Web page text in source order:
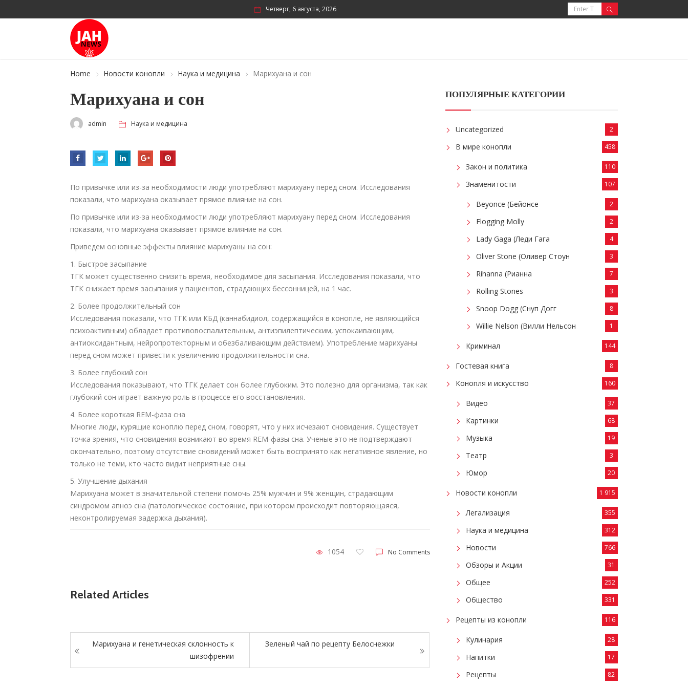
Четверг, 6 августа, 2026
Home Новости конопли Наука и медицина Марихуана и сон
Марихуана и сон
admin Наука и медицина
По привычке или из-за необходимости люди употребляют марихуану перед сном. Исследования
показали, что марихуана оказывает прямое влияние на сон.
По привычке или из-за необходимости люди употребляют марихуану перед сном. Исследования
показали, что марихуана оказывает прямое влияние на сон.
Приведем основные эффекты влияние марихуаны на сон:
1. Быстрое засыпание
ТГК может существенно снизить время, необходимое для засыпания. Исследования показали, что
ТГК снижает время засыпания у пациентов, страдающих бессонницей, на 1 час.
2. Более продолжительный сон
Исследования показали, что ТГК или КБД (каннабидиол, содержащийся в конопле, не являющийся
психоактивным) обладает противовоспалительным, антиэпилептическим, успокаивающим,
антиоксидантным, нейропротекторным и обезбаливающим действием). Употребление марихуаны
перед сном может привести к увеличению продолжительности сна.
3. Более глубокий сон
Исследования показывают, что ТГК делает сон более глубоким. Это полезно для организма, так как
глубокий сон играет важную роль в процессе его восстановления.
4. Более короткая REM-фаза сна
Многие люди, курящие коноплю перед сном, говорят, что у них исчезают сновидения. Существует
точка зрения, что сновидения возникают во время REM-фазы сна. Ученые это не подтверждают
окончательно, поэтому отсутствие сновидений может быть воспринято как негативное явление, но
только не теми, кто часто видит неприятные сны.
5. Улучшение дыхания
Марихуана может в значительной степени помочь 25% мужчин и 9% женщин, страдающим
синдромом апноэ сна (патологическое состояние, при котором происходит повторяющаяся,
неконтролируемая задержка дыхания).
1054 No Comments
Related Articles
Марихуана и генетическая склонность к
шизофрении
Зеленый чай по рецепту Белоснежки
ПОПУЛЯРНЫЕ КАТЕГОРИИ
Uncategorized 2
В мире конопли 458
Закон и политика 110
Знаменитости 107
Beyonce (Бейонсе 2
Flogging Molly 2
Lady Gaga (Леди Гага 4
Oliver Stone (Оливер Стоун 3
Rihanna (Рианна 7
Rolling Stones 3
Snoop Dogg (Снуп Догг 8
Willie Nelson (Вилли Нельсон 1
Криминал 144
Гостевая книга 8
Конопля и искусство 160
Видео 37
Картинки 68
Музыка 19
Театр 3
Юмор 20
Новости конопли 1 915
Легализация 355
Наука и медицина 312
Новости 766
Обзоры и Акции 31
Общее 252
Общество 331
Рецепты из конопли 116
Кулинария 28
Напитки 17
Рецепты 82